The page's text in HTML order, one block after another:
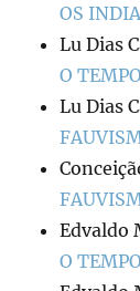
OS
Lu Dias
O TEMPO
Lu Dias
Edvaldo
O TEMPO